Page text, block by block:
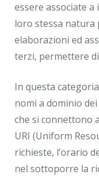
essere associate
loro stessa
elaborazioni ed
terzi, permettere
In questa
nomi a dominio
che si connettono
URI (Uniform
richieste, l’orario
nel sottoporre la